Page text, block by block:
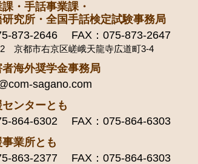
・手話事業課・
究所・全国手話検定試験事務局
873-2646 FAX：075-873-2647
京都市右京区嵯峨天龍寺広道町3-4
海外奨学金事務局
sagano.com
ンターとも
864-6302 FAX：075-864-6303
業所とも
863-2377 FAX：075-864-6303